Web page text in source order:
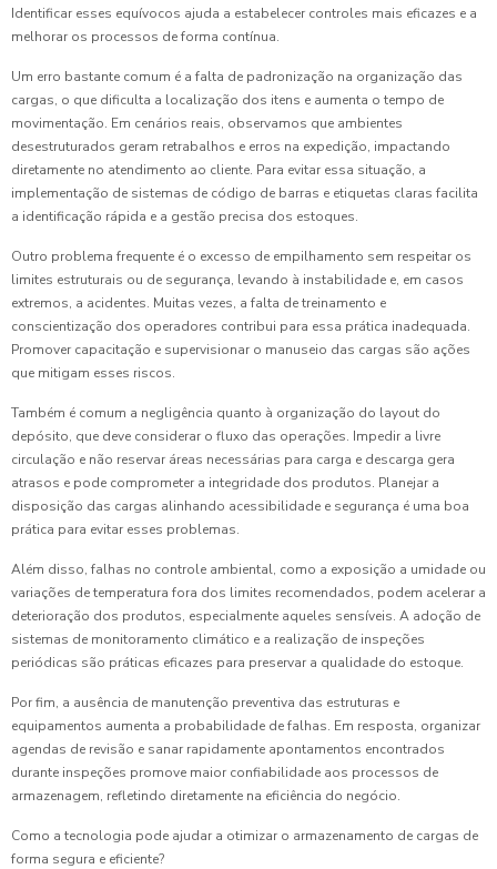
Identificar esses equívocos ajuda a estabelecer controles mais eficazes e a
melhorar os processos de forma contínua.
Um erro bastante comum é a falta de padronização na organização das
cargas, o que dificulta a localização dos itens e aumenta o tempo de
movimentação. Em cenários reais, observamos que ambientes
desestruturados geram retrabalhos e erros na expedição, impactando
diretamente no atendimento ao cliente. Para evitar essa situação, a
implementação de sistemas de código de barras e etiquetas claras facilita
a identificação rápida e a gestão precisa dos estoques.
Outro problema frequente é o excesso de empilhamento sem respeitar os
limites estruturais ou de segurança, levando à instabilidade e, em casos
extremos, a acidentes. Muitas vezes, a falta de treinamento e
conscientização dos operadores contribui para essa prática inadequada.
Promover capacitação e supervisionar o manuseio das cargas são ações
que mitigam esses riscos.
Também é comum a negligência quanto à organização do layout do
depósito, que deve considerar o fluxo das operações. Impedir a livre
circulação e não reservar áreas necessárias para carga e descarga gera
atrasos e pode comprometer a integridade dos produtos. Planejar a
disposição das cargas alinhando acessibilidade e segurança é uma boa
prática para evitar esses problemas.
Além disso, falhas no controle ambiental, como a exposição a umidade ou
variações de temperatura fora dos limites recomendados, podem acelerar a
deterioração dos produtos, especialmente aqueles sensíveis. A adoção de
sistemas de monitoramento climático e a realização de inspeções
periódicas são práticas eficazes para preservar a qualidade do estoque.
Por fim, a ausência de manutenção preventiva das estruturas e
equipamentos aumenta a probabilidade de falhas. Em resposta, organizar
agendas de revisão e sanar rapidamente apontamentos encontrados
durante inspeções promove maior confiabilidade aos processos de
armazenagem, refletindo diretamente na eficiência do negócio.
Como a tecnologia pode ajudar a otimizar o armazenamento de cargas de
forma segura e eficiente?